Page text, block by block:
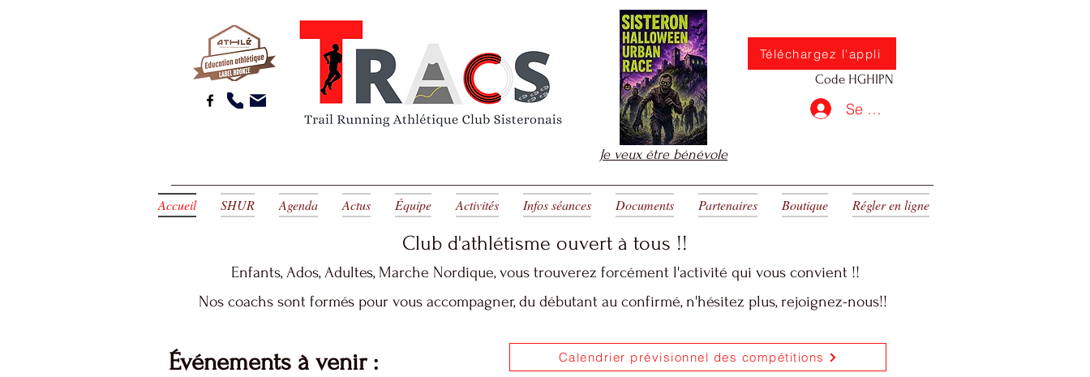
Téléchargez l'appli
Code HGHIPN
Se connecter
Je veux être bénévole
Accueil SHUR Agenda Actus Équipe Activités Infos séances Documents Partenaires Boutique Régler en ligne
Club d'athlétisme ouvert à tous !!
Enfants, Ados, Adultes, Marche Nordique, vous trouverez forcément l'activité qui vous convient !!
Nos coachs sont formés pour vous accompagner, du débutant au confirmé, n'hésitez plus, rejoignez-nous!!
Événements à venir : Calendrier prévisionnel des compétitions